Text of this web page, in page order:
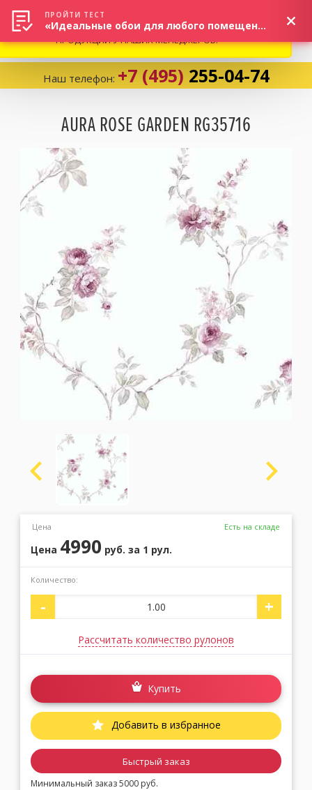
Корзина:0
Избранное: 0 товаров
Каталог
Компания
Личный кабинет
Москва (сменить город)
Заказать обратный звонок
Наш телефон: +7 (495) 255-04-74
AURA ROSE GARDEN RG35716
Цена Есть на складе
Цена 4990 руб. за 1 рул.
Количество:
- +
Рассчитать количество рулонов
Купить
Добавить в избранное
Быстрый заказ
Минимальный заказ 5000 руб.
ВНИМАНИЕ! В СВЯЗИ С СИТУАЦИЕЙ НА РЫНКЕ, ПРОСИМ
УТОЧНЯТЬ АКТУАЛЬНУЮ СТОИМОСТЬ И НАЛИЧИЕ
ПРОДУКЦИИ У НАШИХ МЕНЕДЖЕРОВ.
ПРОЙТИ ТЕСТ
«Идеальные обои для любого помещения!»